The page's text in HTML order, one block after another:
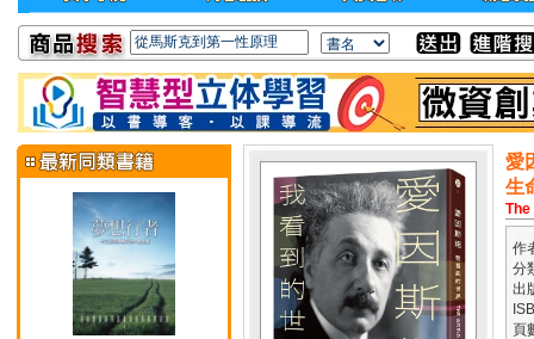
愛
生
The
作
分
出
頁